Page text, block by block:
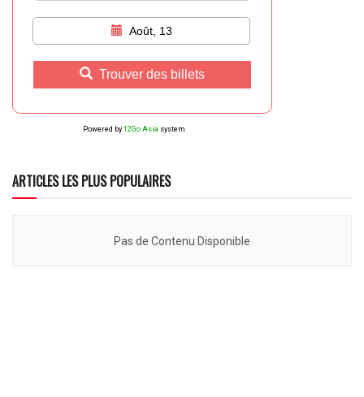
Août, 13
Trouver des billets
Powered by 12Go Asia system
ARTICLES LES PLUS POPULAIRES
Pas de Contenu Disponible